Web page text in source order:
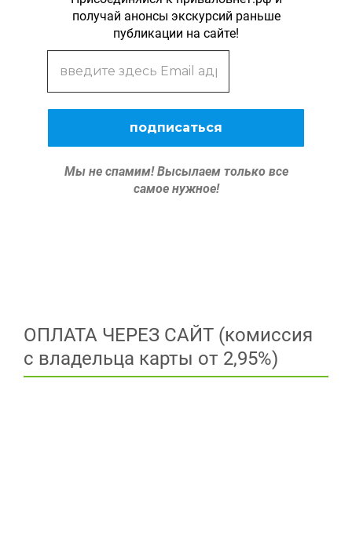
получай анонсы экскурсий раньше
публикации на сайте!
Мы не спамим! Высылаем только все
самое нужное!
ОПЛАТА ЧЕРЕЗ САЙТ (комиссия
с владельца карты от 2,95%)